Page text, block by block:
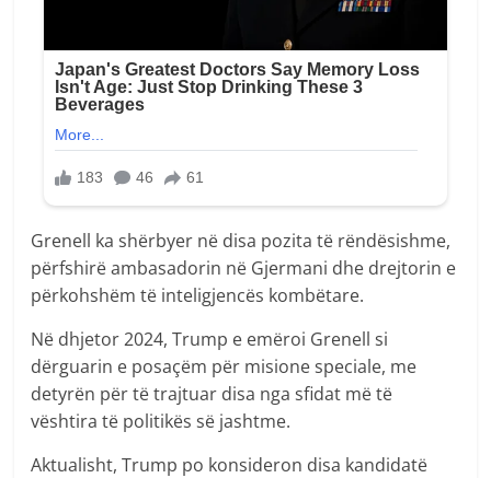
Grenell ka shërbyer në disa pozita të rëndësishme,
përfshirë ambasadorin në Gjermani dhe drejtorin e
përkohshëm të inteligjencës kombëtare.
Në dhjetor 2024, Trump e emëroi Grenell si
dërguarin e posaçëm për misione speciale, me
detyrën për të trajtuar disa nga sfidat më të
vështira të politikës së jashtme. ​
Aktualisht, Trump po konsideron disa kandidatë